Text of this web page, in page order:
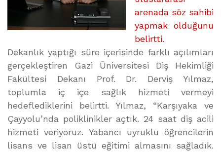
arenada söz sahibi
yapmak olduğunu
belirtti.
Dekanlık yaptığı süre içerisinde farklı açılımları
gerçekleştiren Gazi Üniversitesi Diş Hekimliği
Fakültesi Dekanı Prof. Dr. Derviş Yılmaz,
toplumla iç içe sağlık hizmeti vermeyi
hedeflediklerini belirtti. Yılmaz, “Karşıyaka ve
Çayyolu’nda poliklinikler açtık. 24 saat diş acili
hizmeti veriyoruz. Yabancı uyruklu öğrencilerin
lisans ve lisan üstü eğitimi almasını sağladık.